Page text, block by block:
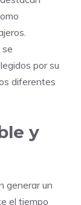
se
por su
diferentes
y
generar un
el tiempo